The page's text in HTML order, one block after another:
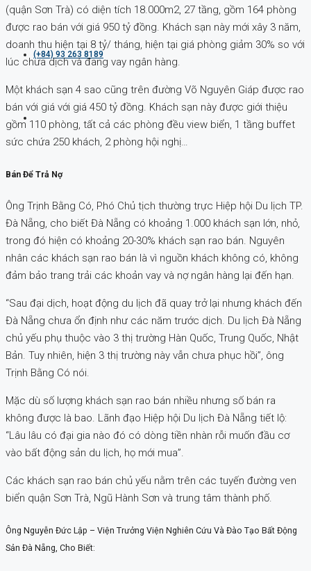
(+84) 93 263 8189
(quận Sơn Trà) có diện tích 18.000m2, 27 tầng, gồm 164 phòng
được rao bán với giá 950 tỷ đồng. Khách sạn này mới xây 3 năm,
doanh thu hiện tại 8 tỷ/ tháng, hiện tại giá phòng giảm 30% so với
lúc chưa dịch và đang vay ngân hàng.
Một khách sạn 4 sao cũng trên đường Võ Nguyên Giáp được rao
bán với giá với giá 450 tỷ đồng. Khách sạn này được giới thiệu
gồm 110 phòng, tất cả các phòng đều view biển, 1 tầng buffet
sức chứa 250 khách, 2 phòng hội nghị…
Bán Để Trả Nợ
Ông Trịnh Bằng Có, Phó Chủ tịch thường trực Hiệp hội Du lịch TP.
Đà Nẵng, cho biết Đà Nẵng có khoảng 1.000 khách sạn lớn, nhỏ,
trong đó hiện có khoảng 20-30% khách sạn rao bán. Nguyên
nhân các khách sạn rao bán là vì nguồn khách không có, không
đảm bảo trang trải các khoản vay và nợ ngân hàng lại đến hạn.
“Sau đại dịch, hoạt động du lịch đã quay trở lại nhưng khách đến
Đà Nẵng chưa ổn định như các năm trước dịch. Du lịch Đà Nẵng
chủ yếu phụ thuộc vào 3 thị trường Hàn Quốc, Trung Quốc, Nhật
Bản. Tuy nhiên, hiện 3 thị trường này vẫn chưa phục hồi”, ông
Trịnh Bằng Có nói.
Mặc dù số lượng khách sạn rao bán nhiều nhưng số bán ra
không được là bao. Lãnh đạo Hiệp hội Du lịch Đà Nẵng tiết lộ:
“Lâu lâu có đại gia nào đó có dòng tiền nhàn rỗi muốn đầu cơ
vào bất động sản du lịch, họ mới mua”.
Các khách sạn rao bán chủ yếu nằm trên các tuyến đường ven
biển quận Sơn Trà, Ngũ Hành Sơn và trung tâm thành phố.
Ông Nguyễn Đức Lập – Viện Trưởng Viện Nghiên Cứu Và Đào Tạo Bất Động
Sản Đà Nẵng, Cho Biết: